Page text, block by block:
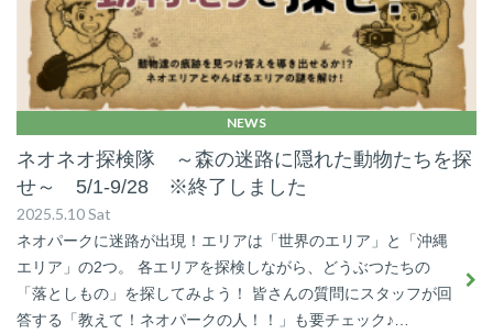
NEWS
ネオネオ探検隊 ～森の迷路に隠れた動物たちを探
せ～ 5/1-9/28 ※終了しました
2025.5.10 Sat
ネオパークに迷路が出現！エリアは「世界のエリア」と「沖縄
エリア」の2つ。 各エリアを探検しながら、どうぶつたちの
「落としもの」を探してみよう！ 皆さんの質問にスタッフが回
答する「教えて！ネオパークの人！！」も要チェック♪…